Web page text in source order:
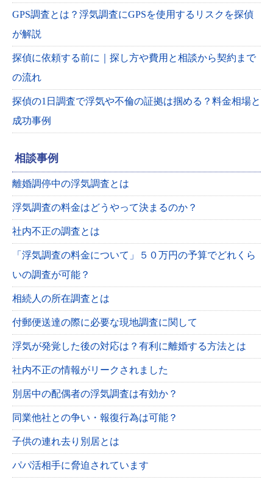
GPS調査とは？浮気調査にGPSを使用するリスクを探偵
が解説
探偵に依頼する前に｜探し方や費用と相談から契約まで
の流れ
探偵の1日調査で浮気や不倫の証拠は掴める？料金相場と
成功事例
相談事例
離婚調停中の浮気調査とは
浮気調査の料金はどうやって決まるのか？
社内不正の調査とは
「浮気調査の料金について」５０万円の予算でどれくら
いの調査が可能？
相続人の所在調査とは
付郵便送達の際に必要な現地調査に関して
浮気が発覚した後の対応は？有利に離婚する方法とは
社内不正の情報がリークされました
別居中の配偶者の浮気調査は有効か？
同業他社との争い・報復行為は可能？
子供の連れ去り別居とは
パパ活相手に脅迫されています